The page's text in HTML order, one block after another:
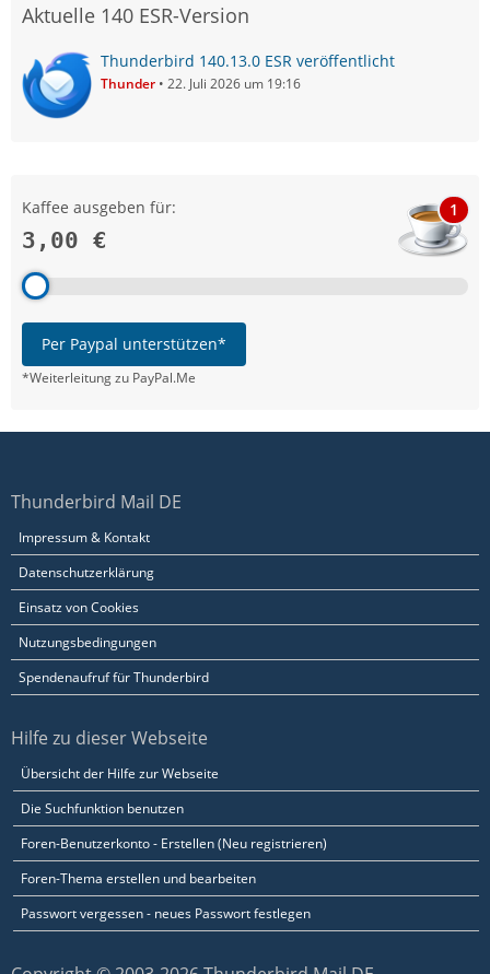
Aktuelle 140 ESR-Version
Thunderbird 140.13.0 ESR veröffentlicht
Thunder 22. Juli 2026 um 19:16
Kaffee ausgeben für:
3,00 €
1
Per Paypal unterstützen*
*Weiterleitung zu PayPal.Me
Thunderbird Mail DE
Impressum & Kontakt
Datenschutzerklärung
Einsatz von Cookies
Nutzungsbedingungen
Spendenaufruf für Thunderbird
Hilfe zu dieser Webseite
Übersicht der Hilfe zur Webseite
Die Suchfunktion benutzen
Foren-Benutzerkonto - Erstellen (Neu registrieren)
Foren-Thema erstellen und bearbeiten
Passwort vergessen - neues Passwort festlegen